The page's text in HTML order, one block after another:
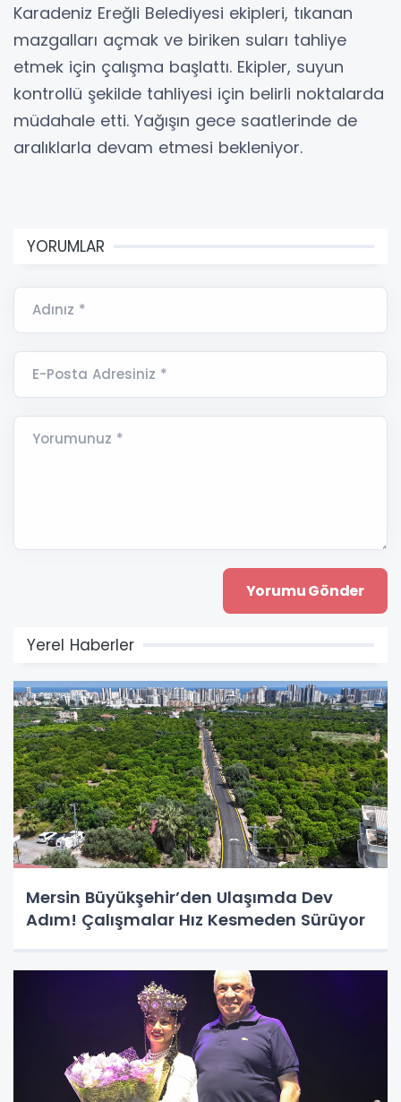
Karadeniz Ereğli Belediyesi ekipleri, tıkanan
mazgalları açmak ve biriken suları tahliye
etmek için çalışma başlattı. Ekipler, suyun
kontrollü şekilde tahliyesi için belirli noktalarda
müdahale etti. Yağışın gece saatlerinde de
aralıklarla devam etmesi bekleniyor.
YORUMLAR
Adınız *
E-Posta Adresiniz *
Yorumunuz *
Yerel Haberler
Mersin Büyükşehir’den Ulaşımda Dev
Adım! Çalışmalar Hız Kesmeden Sürüyor